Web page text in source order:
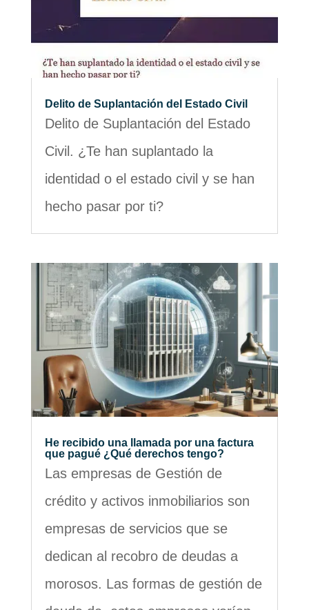
Delito de Suplantación del Estado Civil
Delito de Suplantación del Estado
Civil. ¿Te han suplantado la
identidad o el estado civil y se han
hecho pasar por ti?
He recibido una llamada por una factura
que pagué ¿Qué derechos tengo?
Las empresas de Gestión de
crédito y activos inmobiliarios son
empresas de servicios que se
dedican al recobro de deudas a
morosos. Las formas de gestión de